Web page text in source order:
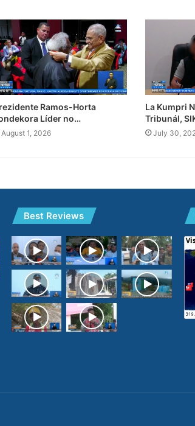
Ramos-Horta
Líder no…
August 1, 2026
La Kumpri
Tribunál,
July 30,
Best Reviews